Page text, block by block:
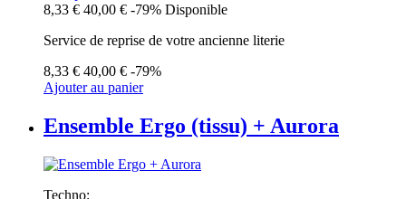
8,33 € 40,00 € -79% Disponible
Service de reprise de votre ancienne literie
8,33 € 40,00 € -79%
Ajouter au panier
Ensemble Ergo (tissu) + Aurora
Techno: